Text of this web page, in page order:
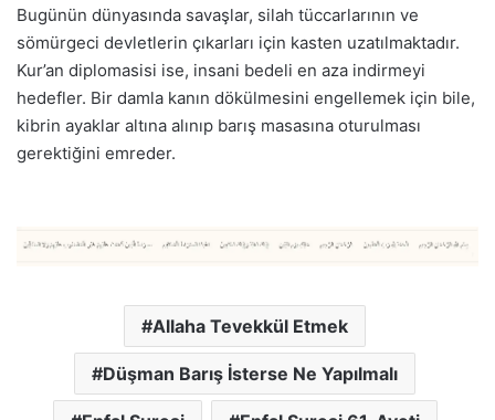
Bugünün dünyasında savaşlar, silah tüccarlarının ve
sömürgeci devletlerin çıkarları için kasten uzatılmaktadır.
Kur’an diplomasisi ise, insani bedeli en aza indirmeyi
hedefler. Bir damla kanın dökülmesini engellemek için bile,
kibrin ayaklar altına alınıp barış masasına oturulması
gerektiğini emreder.
Allaha Tevekkül Etmek
Düşman Barış İsterse Ne Yapılmalı